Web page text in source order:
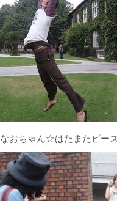
なおちゃん☆はたまたピー